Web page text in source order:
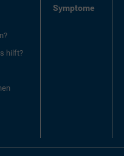
hilft?
Symptome